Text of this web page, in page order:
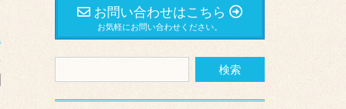
お問い合わせはこちら
お気軽にお問い合わせください。